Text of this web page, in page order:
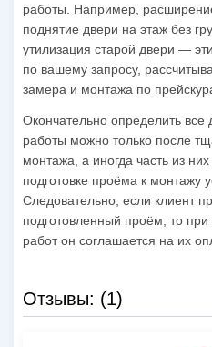
работы. Например,
поднятие двери на этаж без
утилизация старой двери —
по вашему запросу,
замера и монтажа по
Окончательно определить
работы можно только после
монтажа, а иногда часть из
подготовке проёма к монтажу
Следовательно, если клиент
подготовленный проём, то
работ он соглашается на их
Отзывы: (1)